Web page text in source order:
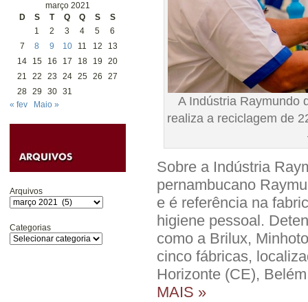
março 2021
D
S T Q Q S
S
1
2 3 4 5
6
7
8 9 10 11 12
13
14
15 16 17 18 19
20
21
22 23 24 25 26
27
28 29 30 31
« fev
Maio »
Arquivos
Categorias
A Indústria Raymundo
realiza a reciclagem de
Sobre a Indústria
pernambucano
e é referência na
higiene pessoal.
como a Brilux,
cinco fábricas,
Horizonte (CE),
MAIS »